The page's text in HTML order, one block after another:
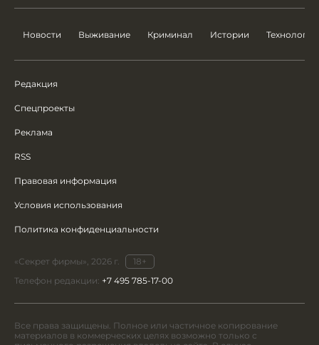
Новости Выживание Криминал Истории Технологии
Редакция
Спецпроекты
Реклама
RSS
Правовая информация
Условия использования
Политика конфиденциальности
«Секрет фирмы», 2026 г.
18+
Телефон редакции: +7 495 785-17-00
Все права защищены. Полное или частичное копирование
материалов в коммерческих целях возможно только с